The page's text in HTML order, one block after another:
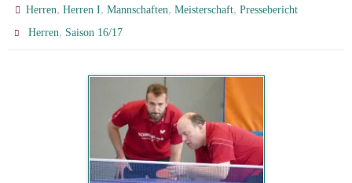
Herren,Herren I,Mannschaften,Meisterschaft,Pressebericht
Herren, Saison 16/17